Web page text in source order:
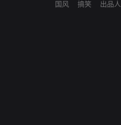
国风
搞笑
出品人